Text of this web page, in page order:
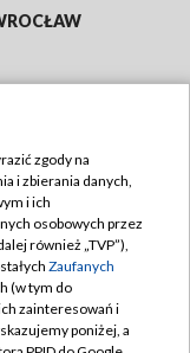
zgody na
i zbierania danych,
i ich
osobowych przez
również „TVP”),
Zaufanych
(w tym do
zainteresowań i
poniżej, a